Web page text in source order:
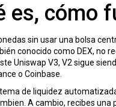
es, cómo
sin usar una bolsa
conocido como DEX, no
Uniswap V3, V2 sigue
o Coinbase.
de liquidez
A cambio, recibes